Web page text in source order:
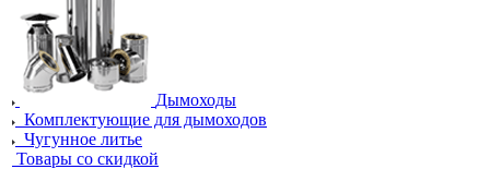
Дымоходы
Комплектующие для дымоходов
Чугунное литье
Товары со скидкой